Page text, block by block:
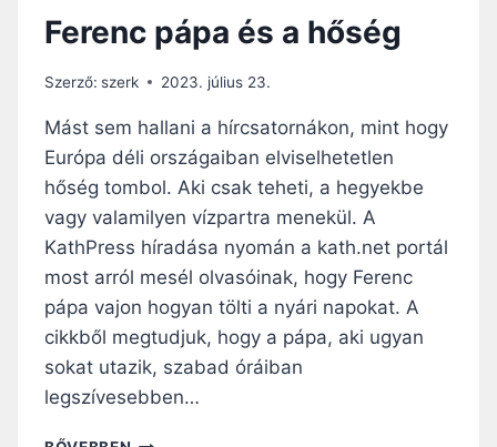
E
M
,
H
N
E
M
L
L
K
I
R
N
Á
D
E
R
E
K
Á
N
–
V
A
O
N
Ferenc pápa és a hőség
Szerző: szerk 2023. július 23.
Mást sem hallani a hírcsatornákon, mint hogy
Európa déli országaiban elviselhetetlen
hőség tombol. Aki csak teheti, a hegyekbe
vagy valamilyen vízpartra menekül. A
KathPress híradása nyomán a kath.net portál
most arról mesél olvasóinak, hogy Ferenc
pápa vajon hogyan tölti a nyári napokat. A
cikkből megtudjuk, hogy a pápa, aki ugyan
sokat utazik, szabad óráiban
legszívesebben…